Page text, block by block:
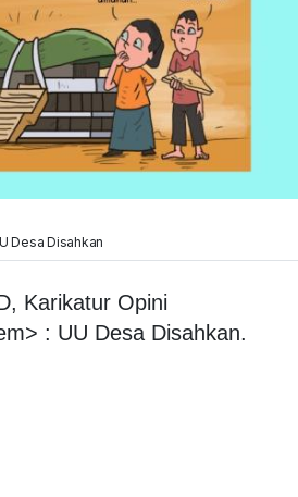
Desa Disahkan
Karikatur Opini
: UU Desa Disahkan.